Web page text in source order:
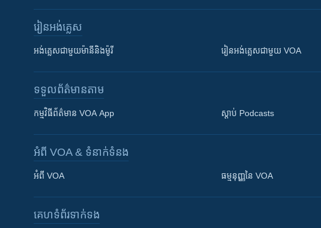
រៀន​​អង់គ្លេស
អង់គ្លេស​ជាមួយ​ម៉ានី​និង​ម៉ូរី រៀន​​​​​​អង់គ្លេស​​ជាមួយ VOA
ទទួល​ព័ត៌មាន​តាម
កម្មវិធី​ព័ត៌មាន VOA App ស្តាប់ Podcasts
អំពី​ VOA & ទំនាក់ទំនង
អំពី​ VOA ធម្មនុញ្ញ​នៃ VOA
គេហទំព័រ​​ទាក់ទង